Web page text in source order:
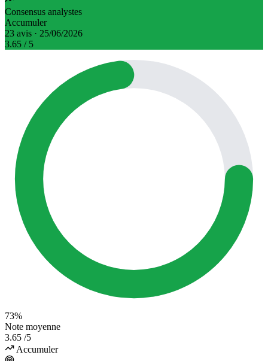
Consensus analystes
Accumuler
23 avis · 25/06/2026
3.65 / 5
73%
Note moyenne
3.65 /5
Accumuler